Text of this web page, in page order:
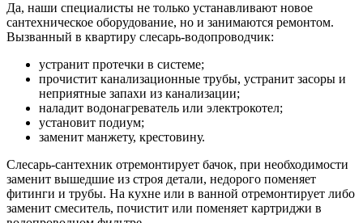
Да, наши специалисты не только устанавливают новое
сантехническое оборудование, но и занимаются ремонтом.
Вызванный в квартиру слесарь-водопроводчик:
устранит протечки в системе;
прочистит канализационные трубы, устранит засоры и
неприятные запахи из канализации;
наладит водонагреватель или электрокотел;
установит подиум;
заменит манжету, крестовину.
Слесарь-сантехник отремонтирует бачок, при необходимости
заменит вышедшие из строя детали, недорого поменяет
фитинги и трубы. На кухне или в ванной отремонтирует либо
заменит смеситель, почистит или поменяет картриджи в